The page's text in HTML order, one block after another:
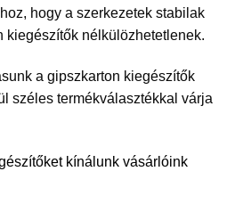
hogy a szerkezetek stabilak
kiegészítők nélkülözhetetlenek.
a gipszkarton kiegészítők
széles termékválasztékkal várja
kínálunk vásárlóink